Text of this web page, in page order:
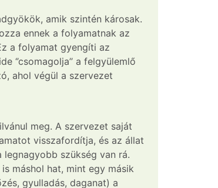
amik szintén károsak.
ennek a folyamatnak az
a folyamat gyengíti az
a felgyülemlő
ahol végül a szervezet
meg. A szervezet saját
visszafordítja, és az állat
szükség van rá.
máshol hat, mint egy másik
gyulladás, daganat) a